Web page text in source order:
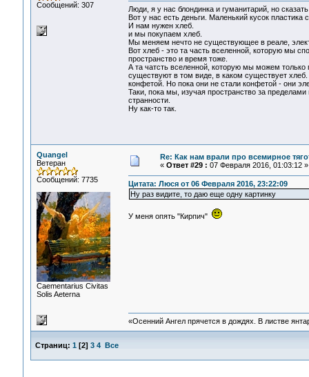
Сообщений: 307
Люди, я у нас блондинка и гуманитарий, но
Вот у нас есть деньги. Маленький кусок пластика
И нам нужен хлеб.
и мы покупаем хлеб.
Мы меняем нечто не существующее в реале,
Вот хлеб - это та часть вселенной, которую мы
пространство и время тоже.
А та чатсть вселенной, которую мы можем только
существуют в том виде, в каком существует
конфетой. Но пока они не стали конфетой - они
Таки, пока мы, изучая пространство за
странности.
Ну как-то так.
Quangel
Ветеран
Сообщений: 7735
Сaementarius Civitas
Solis Aeterna
Re: Как нам врали про всемирное
« Ответ #29 : 07 Февраля 2016, 01:03:12 »
Цитата: Люся от 06 Февраля 2016, 23:22:09
Ну раз видите, то даю еще одну картинку
У меня опять "Кирпич"
«Осенний Ангел прячется в дождях. В листве
Страниц: 1 [2] 3 4 Все